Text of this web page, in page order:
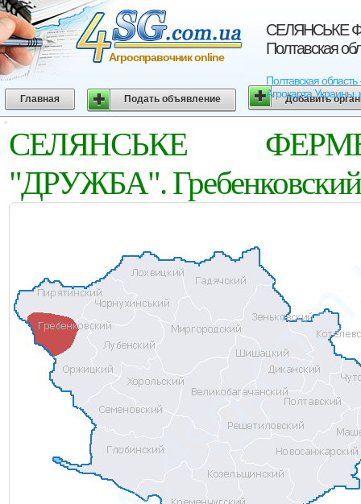
СЕЛЯНСЬКЕ
Полтавская
Полтавская
Агрокарта
Агросправочник online
Главная Подать объявление Добавить
СЕЛЯНСЬКЕ
"ДРУЖБА". Гребенковский